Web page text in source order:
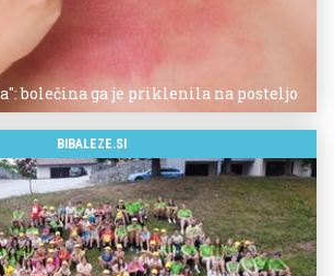
bolečina ga je priklenila na posteljo
BIBALEZE.SI